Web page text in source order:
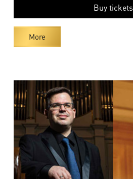
Buy tickets
More